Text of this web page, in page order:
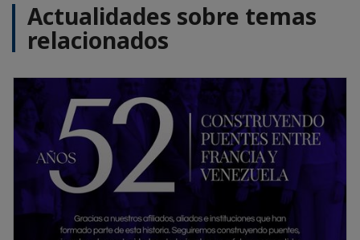
Actualidades sobre temas
relacionados